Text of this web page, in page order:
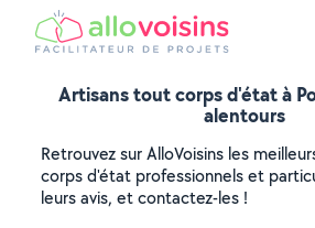
Artisans tout corps d'état à
alentours
Retrouvez sur AlloVoisins les
corps d'état professionnels et
leurs avis, et contactez-les !